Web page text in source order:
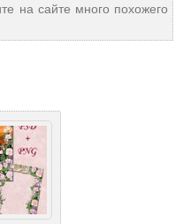
на сайте много похожего